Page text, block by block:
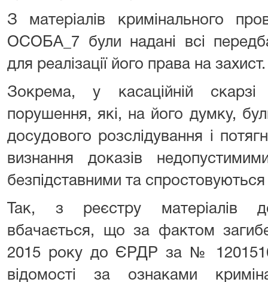
З матеріалів кримінального
ОСОБА_7 були надані всі
для реалізації його права на захист.
Зокрема, у касаційній
порушення, які, на його думку,
досудового розслідування і
визнання доказів
безпідставними та
Так, з реєстру матеріалів
вбачається, що за фактом
2015 року до ЄРДР за №
відомості за ознаками